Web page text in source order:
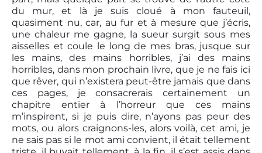
du mur, et là je suis cloué à mon fauteuil,
quasiment nu, car, au fur et à mesure que j’écris,
une chaleur me gagne, la sueur surgit sous mes
aisselles et coule le long de mes bras, jusque sur
les mains, des mains horribles, j’ai des mains
horribles, dans mon prochain livre, que je ne fais ici
que rêver, qui n’existera peut-être jamais que dans
ces pages, je consacrerais certainement un
chapitre entier à l’horreur que ces mains
m’inspirent, si je puis dire, n’ayons pas peur des
mots, ou alors craignons-les, alors voilà, cet ami, je
ne sais pas si le mot ami convient, il était tellement